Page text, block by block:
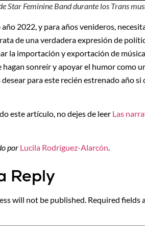
Star Feminine Band durante los Trans
2022, y para años venideros,
de una verdadera expresión de
la importación y exportación de
sonreír y apoyar el humor como
para este recién estrenado año
este artículo, no dejes de leer Las
por Lucila Rodríguez-Alarcón.
Reply
will not be published. Required fields